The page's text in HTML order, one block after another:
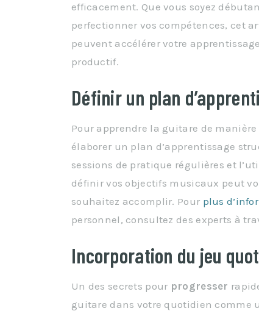
efficacement. Que vous soyez
perfectionner vos compétences, cet
peuvent accélérer votre
productif.
Définir un plan
Pour apprendre la guitare de
élaborer un plan d’apprentissage
sessions de pratique régulières et
définir vos objectifs musicaux peut
souhaitez accomplir. Pour plus
personnel, consultez des experts à
Incorporation du jeu
Un des secrets pour progresser
guitare dans votre quotidien comme